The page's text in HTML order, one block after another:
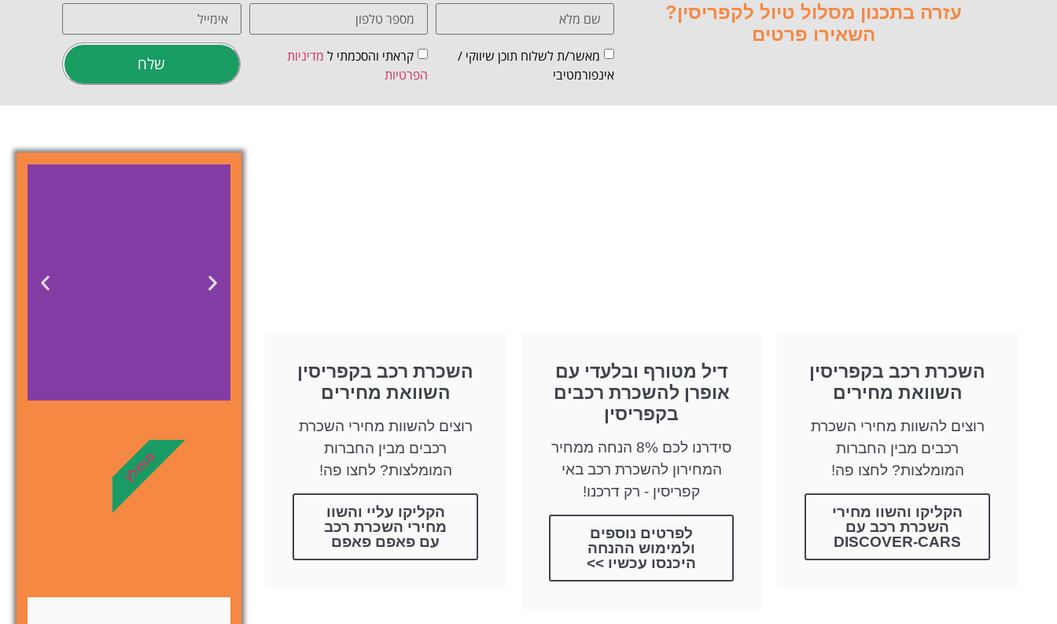
עזרה בתכנון מסלול טיול לקפריסין?
השאירו פרטים
מאשר/ת לשלוח תוכן שיווקי /
אינפורמטיבי
קראתי והסכמתי ל מדיניות
הפרטיות
שלח
השכרת רכב בקפריסין
השוואת מחירים
רוצים להשוות מחירי השכרת
רכבים מבין החברות
המומלצות? לחצו פה!
הקליקו והשוו מחירי
השכרת רכב עם
DISCOVER-CARS
דיל מטורף ובלעדי עם
אופרן להשכרת רכבים
בקפריסין
סידרנו לכם 8% הנחה ממחיר
המחירון להשכרת רכב באי
קפריסין - רק דרכנו!
לפרטים נוספים
ולמימוש ההנחה
היכנסו עכשיו >>
השכרת רכב בקפריסין
השוואת מחירים
רוצים להשוות מחירי השכרת
רכבים מבין החברות
המומלצות? לחצו פה!
הקליקו עליי והשוו
מחירי השכרת רכב
עם פאפם פאפם
מלונות
מציאת מלון
מומלץ?
מומלץ